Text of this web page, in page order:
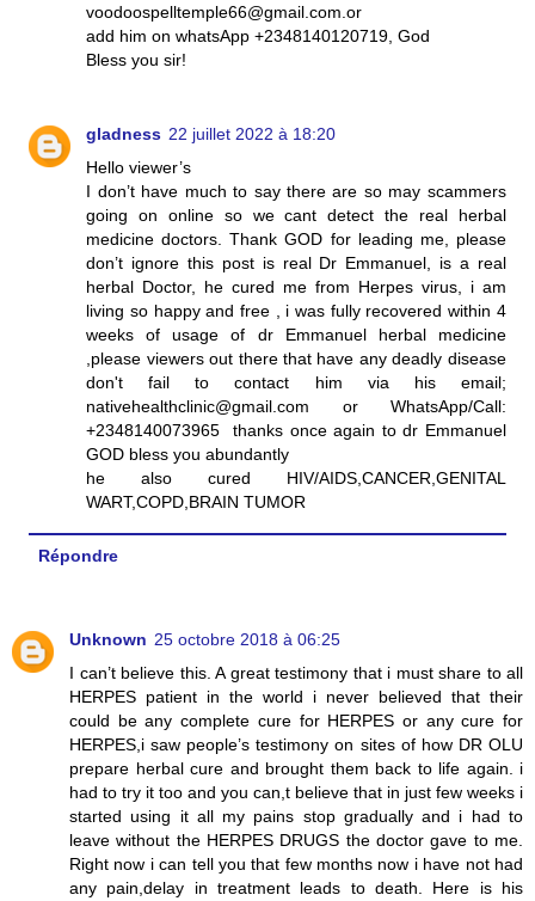
voodoospelltemple66@gmail.com.or
add him on whatsApp +2348140120719, God
Bless you sir!
gladness 22 juillet 2022 à 18:20
Hello viewer’s
I don’t have much to say there are so may scammers
going on online so we cant detect the real herbal
medicine doctors. Thank GOD for leading me, please
don’t ignore this post is real Dr Emmanuel, is a real
herbal Doctor, he cured me from Herpes virus, i am
living so happy and free , i was fully recovered within 4
weeks of usage of dr Emmanuel herbal medicine
,please viewers out there that have any deadly disease
don't fail to contact him via his email;
nativehealthclinic@gmail.com or WhatsApp/Call:
+2348140073965 thanks once again to dr Emmanuel
GOD bless you abundantly
he also cured HIV/AIDS,CANCER,GENITAL
WART,COPD,BRAIN TUMOR
Répondre
Unknown 25 octobre 2018 à 06:25
I can’t believe this. A great testimony that i must share to all
HERPES patient in the world i never believed that their
could be any complete cure for HERPES or any cure for
HERPES,i saw people’s testimony on sites of how DR OLU
prepare herbal cure and brought them back to life again. i
had to try it too and you can,t believe that in just few weeks i
started using it all my pains stop gradually and i had to
leave without the HERPES DRUGS the doctor gave to me.
Right now i can tell you that few months now i have not had
any pain,delay in treatment leads to death. Here is his